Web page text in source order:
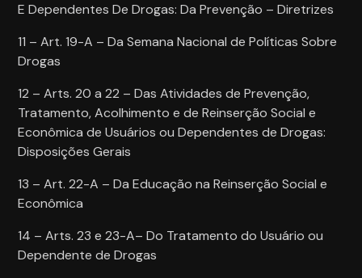
E Dependentes De Drogas: Da Prevenção – Diretrizes
11 – Art. 19-A – Da Semana Nacional de Políticas Sobre
Drogas
12 – Arts. 20 a 22 – Das Atividades de Prevenção,
Tratamento, Acolhimento e de Reinserção Social e
Econômica de Usuários ou Dependentes de Drogas:
Disposições Gerais
13 – Art. 22-A – Da Educação na Reinserção Social e
Econômica
14 – Arts. 23 e 23-A– Do Tratamento do Usuário ou
Dependente de Drogas